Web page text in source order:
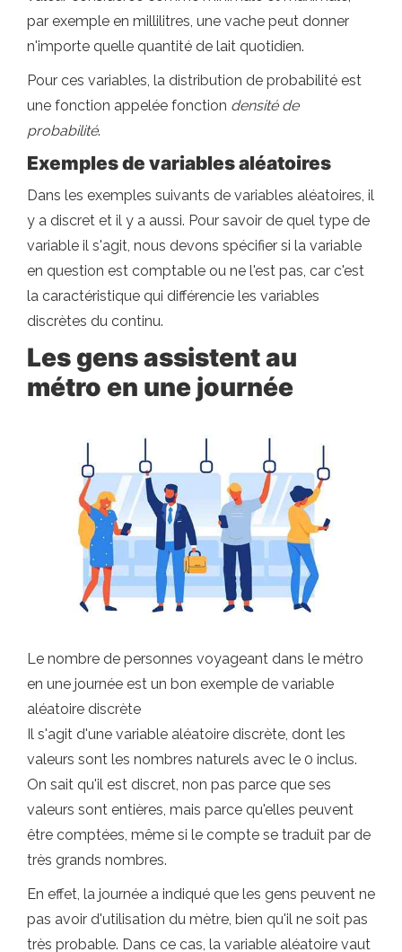
par exemple en millilitres, une vache peut donner
n'importe quelle quantité de lait quotidien.
Pour ces variables, la distribution de probabilité est
une fonction appelée fonction densité de
probabilité.
Exemples de variables aléatoires
Dans les exemples suivants de variables aléatoires, il
y a discret et il y a aussi. Pour savoir de quel type de
variable il s'agit, nous devons spécifier si la variable
en question est comptable ou ne l'est pas, car c'est
la caractéristique qui différencie les variables
discrètes du continu.
Les gens assistent au
métro en une journée
Le nombre de personnes voyageant dans le métro
en une journée est un bon exemple de variable
aléatoire discrète
Il s'agit d'une variable aléatoire discrète, dont les
valeurs sont les nombres naturels avec le 0 inclus.
On sait qu'il est discret, non pas parce que ses
valeurs sont entières, mais parce qu'elles peuvent
être comptées, même si le compte se traduit par de
très grands nombres.
En effet, la journée a indiqué que les gens peuvent ne
pas avoir d'utilisation du mètre, bien qu'il ne soit pas
très probable. Dans ce cas, la variable aléatoire vaut